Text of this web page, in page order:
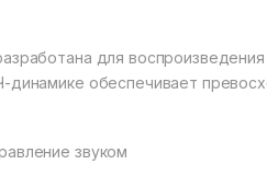
для
динамике обеспечивает
звуком